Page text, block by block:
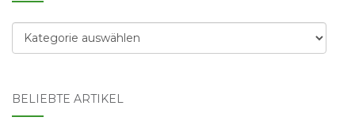
Kategorien
BELIEBTE ARTIKEL